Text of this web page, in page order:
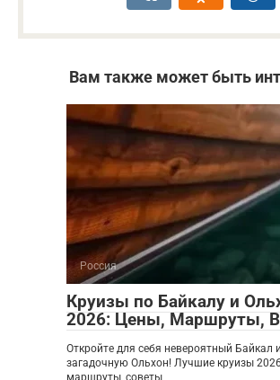
Вам также может быть
Россия
Круизы по Байкалу и
2026: Цены, Маршруты,
Откройте для себя невероятный Байкал и
загадочную Ольхон! Лучшие круизы
маршруты, советы